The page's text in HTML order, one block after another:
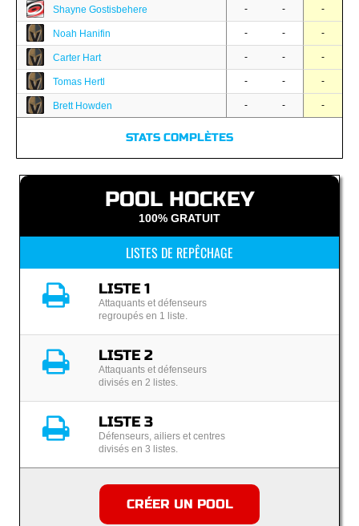
Shayne Gostisbehere - - -
Noah Hanifin - - -
Carter Hart - - -
Tomas Hertl - - -
Brett Howden - - -
STATS COMPLÈTES
POOL HOCKEY
100% GRATUIT
LISTES DE REPÊCHAGE
LISTE 1
Attaquants et défenseurs
regroupés en 1 liste.
LISTE 2
Attaquants et défenseurs
divisés en 2 listes.
LISTE 3
Défenseurs, ailiers et centres
divisés en 3 listes.
CRÉER UN POOL